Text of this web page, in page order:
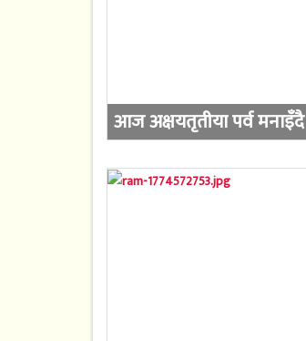
आज अक्षयतृतीया पर्व मनाइँदै